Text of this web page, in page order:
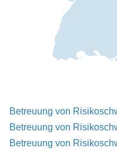
Betreuung von
Betreuung von
Betreuung von